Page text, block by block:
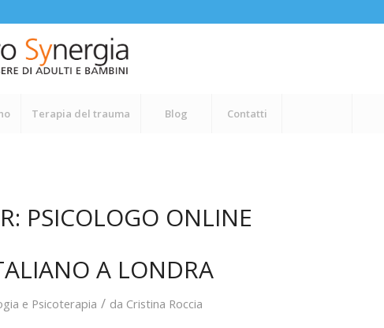
Terapia del trauma Blog Contatti
PSICOLOGO ONLINE
A LONDRA
e Psicoterapia / da Cristina Roccia